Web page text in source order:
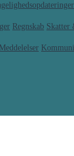
Regnskab